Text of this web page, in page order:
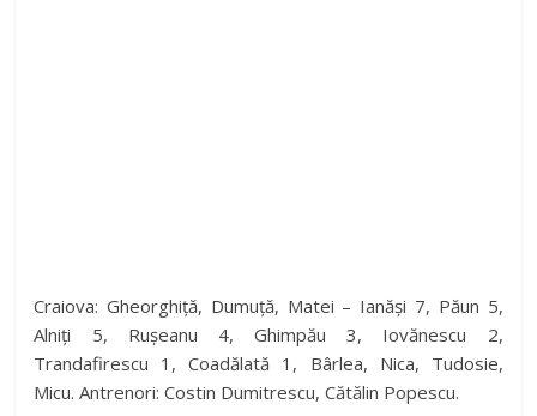
Craiova: Gheorghiță, Dumuță, Matei – Ianăși 7, Păun 5,
Alniți 5, Rușeanu 4, Ghimpău 3, Iovănescu 2,
Trandafirescu 1, Coadălată 1, Bârlea, Nica, Tudosie,
Micu. Antrenori: Costin Dumitrescu, Cătălin Popescu.